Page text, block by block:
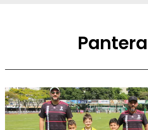
Pantera